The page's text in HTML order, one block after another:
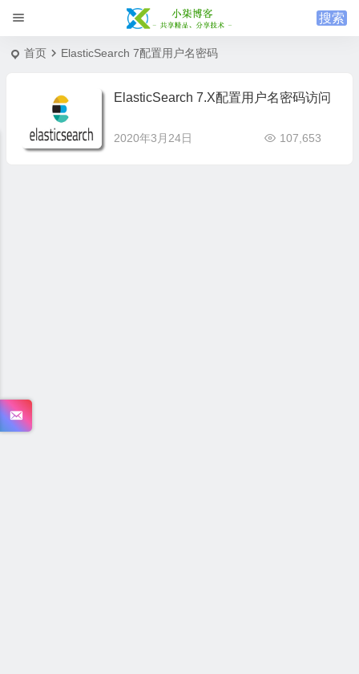
首页 ElasticSearch 7配置用户名密码
ElasticSearch 7.X配置用户名密码访问
2020年3月24日 107,653